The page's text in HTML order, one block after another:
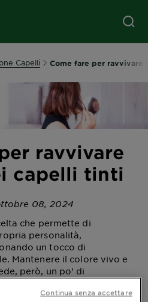
Capelli Come fare per
ravvivare
capelli tinti
08, 2024
che permette di
personalità,
un tocco di
Mantenere il colore vivo e
però, un po' di
possono perdere intensità
Continua senza accettare